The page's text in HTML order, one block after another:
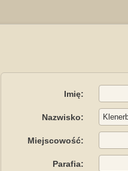
Imię:
Nazwisko:
Miejscowość:
Parafia: